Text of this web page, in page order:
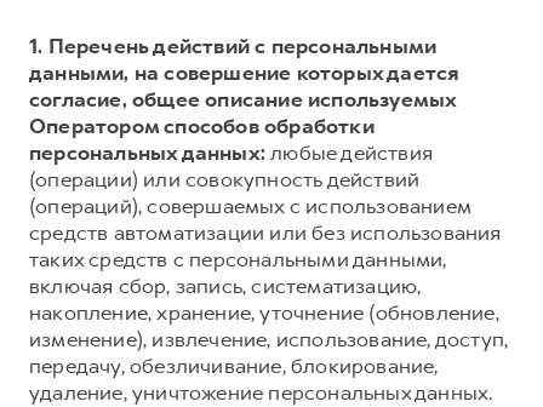
1. Перечень действий с персональными
данными, на совершение которых дается
согласие, общее описание используемых
Оператором способов обработки
персональных данных:любые действия
(операции) или совокупность действий
(операций), совершаемых с использованием
средств автоматизации или без использования
таких средств с персональными данными,
включая сбор, запись, систематизацию,
накопление, хранение, уточнение (обновление,
изменение), извлечение, использование, доступ,
передачу, обезличивание, блокирование,
удаление, уничтожение персональных данных.